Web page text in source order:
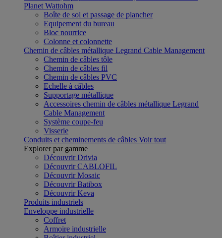
Planet Wattohm
Boîte de sol et passage de plancher
Equipement du bureau
Bloc nourrice
Colonne et colonnette
Chemin de câbles métallique Legrand Cable Management
Chemin de câbles tôle
Chemin de câbles fil
Chemin de câbles PVC
Echelle à câbles
Supportage métallique
Accessoires chemin de câbles métallique Legrand
Cable Management
Système coupe-feu
Visserie
Conduits et cheminements de câbles Voir tout
Explorer par gamme
Découvrir Drivia
Découvrir CABLOFIL
Découvrir Mosaic
Découvrir Batibox
Découvrir Keva
Produits industriels
Enveloppe industrielle
Coffret
Armoire industrielle